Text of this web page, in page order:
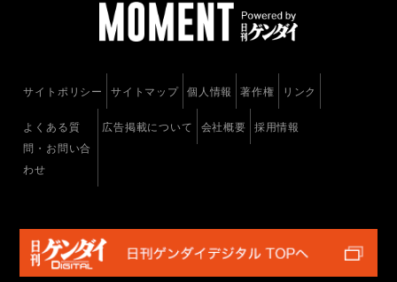
サイトポリシー サイトマップ 個人情報 著作権 リンク
よくある質
問・お問い合
わせ
広告掲載について 会社概要 採用情報